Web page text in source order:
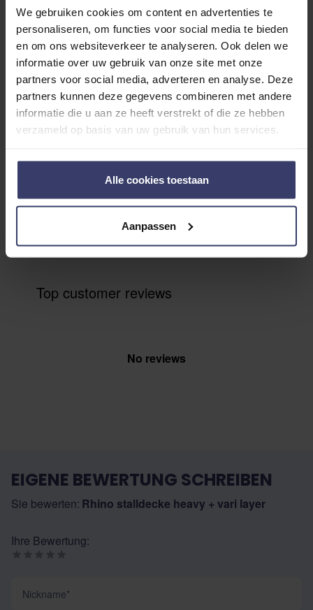
We gebruiken cookies om content en advertenties te
personaliseren, om functies voor social media te bieden
en om ons websiteverkeer te analyseren. Ook delen we
informatie over uw gebruik van onze site met onze
partners voor social media, adverteren en analyse. Deze
partners kunnen deze gegevens combineren met andere
informatie die u aan ze heeft verstrekt of die ze hebben
verzameld op basis van uw gebruik van hun services.
Alle cookies toestaan
Aanpassen
Kundenbewertungen
0 0 reviews
More info
with other customers
Top customer reviews
No reviews
EIGENE BEWERTUNG SCHREIBEN
Sie bewerten: Rhino stalldecke heavy + vari layer
Ihre Bewertung: